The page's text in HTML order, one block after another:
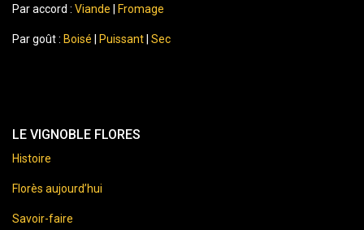
Par accord : Viande Fromage
Par goût : Boisé Puissant Sec
LE VIGNOBLE FLORES
Histoire
Florès aujourd’hui
Savoir-faire